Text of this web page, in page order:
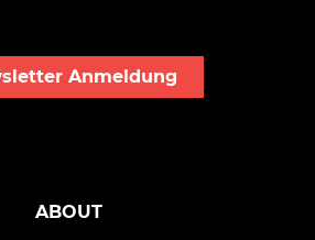
Anmeldung
ABOUT